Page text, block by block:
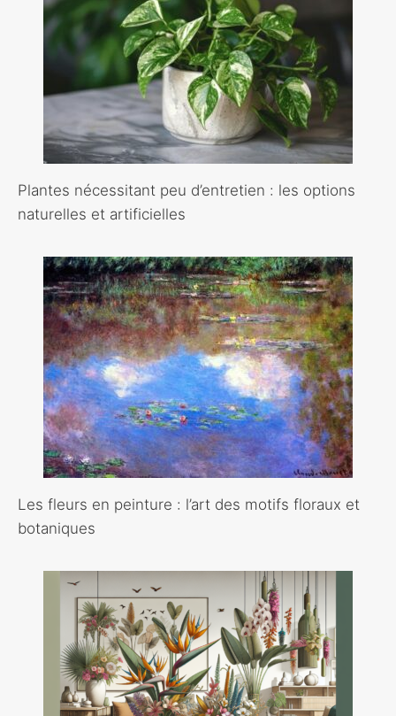
Plantes nécessitant peu d’entretien : les options
naturelles et artificielles
Les fleurs en peinture : l’art des motifs floraux et
botaniques